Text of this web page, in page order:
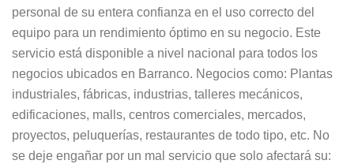
personal de su entera confianza en el uso correcto del
equipo para un rendimiento óptimo en su negocio. Este
servicio está disponible a nivel nacional para todos los
negocios ubicados en Barranco. Negocios como: Plantas
industriales, fábricas, industrias, talleres mecánicos,
edificaciones, malls, centros comerciales, mercados,
proyectos, peluquerías, restaurantes de todo tipo, etc. No
se deje engañar por un mal servicio que solo afectará su: